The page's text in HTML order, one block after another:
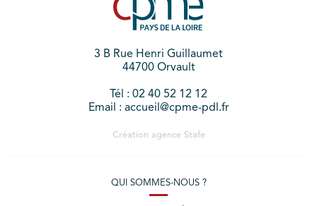
3 B Rue Henri Guillaumet
44700 Orvault
Tél : 02 40 52 12 12
Email : accueil@cpme-pdl.fr
Création agence Stafe
QUI SOMMES-NOUS ?